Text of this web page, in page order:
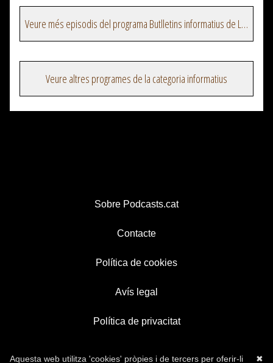
Veure més episodis del programa Butlletins informatius de La Xarxa
Veure altres programes de la categoria informatius
Sobre Podcasts.cat
Contacte
Política de cookies
Avís legal
Política de privacitat
✖
Aquesta web utilitza 'cookies' pròpies i de tercers per oferir-li